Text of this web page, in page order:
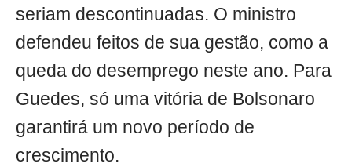
seriam descontinuadas. O ministro
defendeu feitos de sua gestão, como a
queda do desemprego neste ano. Para
Guedes, só uma vitória de Bolsonaro
garantirá um novo período de
crescimento.